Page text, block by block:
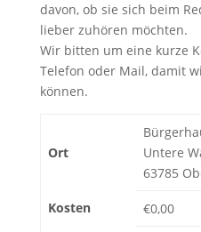
davon, ob sie sich beim
lieber zuhören möchten.
Wir bitten um eine kurze
Telefon oder Mail, damit
können.
Ort
Untere
63785
Kosten €0,00